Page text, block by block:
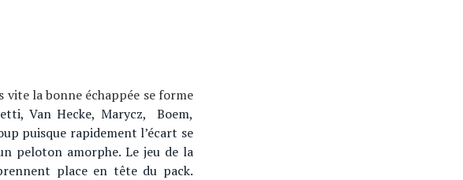
la bonne échappée se forme
Van Hecke, Marycz, Boem,
puisque rapidement l’écart se
peloton amorphe. Le jeu de la
place en tête du pack.